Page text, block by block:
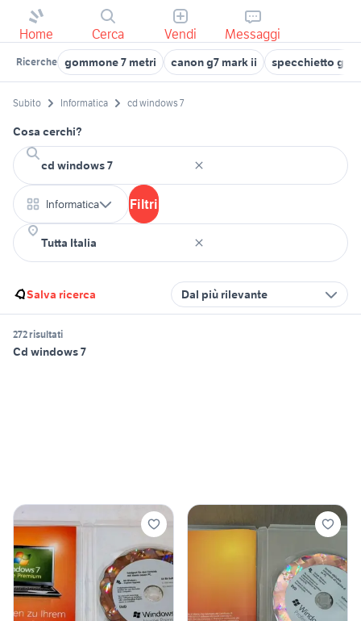
Home Cerca Vendi Messaggi
Ricerche gommone 7 metri canon g7 mark ii specchietto golf
Subito Informatica cd windows 7
Cosa cerchi?
Informatica Filtri
Salva ricerca Dal più rilevante
272 risultati
Cd windows 7